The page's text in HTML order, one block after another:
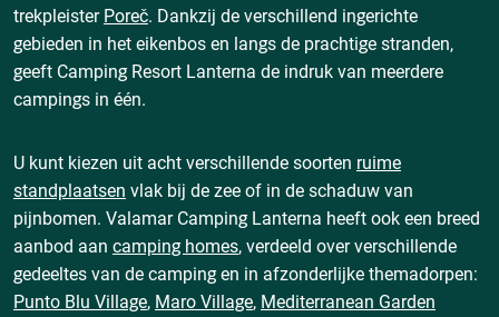
trekpleister Poreč. Dankzij de verschillend ingerichte
gebieden in het eikenbos en langs de prachtige stranden,
geeft Camping Resort Lanterna de indruk van meerdere
campings in één.
U kunt kiezen uit acht verschillende soorten ruime
standplaatsen vlak bij de zee of in de schaduw van
pijnbomen. Valamar Camping Lanterna heeft ook een breed
aanbod aan camping homes, verdeeld over verschillende
gedeeltes van de camping en in afzonderlijke themadorpen:
Punto Blu Village, Maro Village, Mediterranean Garden